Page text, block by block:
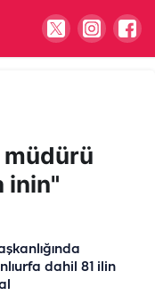
müdürü
inin"
dahil 81 ilin
3,5 ayda